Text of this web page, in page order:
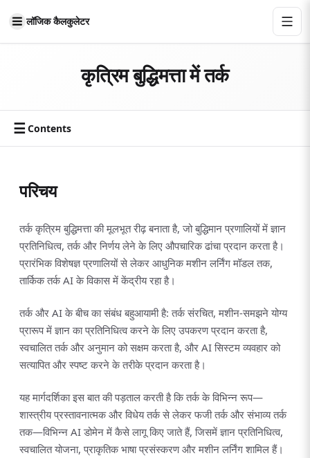
लॉजिक कैलकुलेटर
कृत्रिम बुद्धिमत्ता में तर्क
☰ Contents
परिचय
तर्क कृत्रिम बुद्धिमत्ता की मूलभूत रीढ़ बनाता है, जो बुद्धिमान प्रणालियों में ज्ञान
प्रतिनिधित्व, तर्क और निर्णय लेने के लिए औपचारिक ढांचा प्रदान करता है।
प्रारंभिक विशेषज्ञ प्रणालियों से लेकर आधुनिक मशीन लर्निंग मॉडल तक,
तार्किक तर्क AI के विकास में केंद्रीय रहा है।
तर्क और AI के बीच का संबंध बहुआयामी है: तर्क संरचित, मशीन-समझने योग्य
प्रारूप में ज्ञान का प्रतिनिधित्व करने के लिए उपकरण प्रदान करता है,
स्वचालित तर्क और अनुमान को सक्षम करता है, और AI सिस्टम व्यवहार को
सत्यापित और स्पष्ट करने के तरीके प्रदान करता है।
यह मार्गदर्शिका इस बात की पड़ताल करती है कि तर्क के विभिन्न रूप—
शास्त्रीय प्रस्तावनात्मक और विधेय तर्क से लेकर फजी तर्क और संभाव्य तर्क
तक—विभिन्न AI डोमेन में कैसे लागू किए जाते हैं, जिसमें ज्ञान प्रतिनिधित्व,
स्वचालित योजना, प्राकृतिक भाषा प्रसंस्करण और मशीन लर्निंग शामिल हैं।